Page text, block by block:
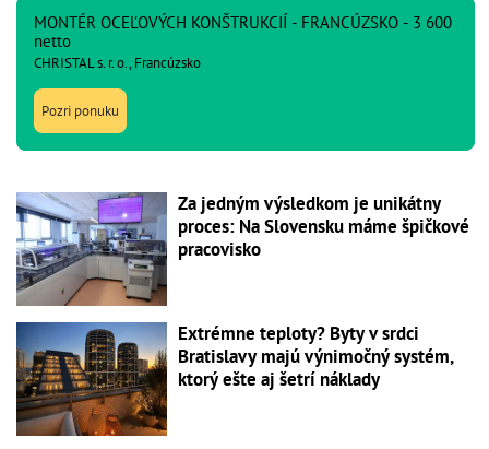
MONTÉR OCEĽOVÝCH KONŠTRUKCIÍ - FRANCÚZSKO - 3 600
netto
CHRISTAL s. r. o., Francúzsko
Pozri ponuku
Za jedným výsledkom je unikátny
proces: Na Slovensku máme špičkové
pracovisko
Extrémne teploty? Byty v srdci
Bratislavy majú výnimočný systém,
ktorý ešte aj šetrí náklady